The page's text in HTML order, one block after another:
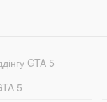
GTA 5
5